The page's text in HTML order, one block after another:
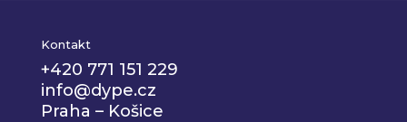
Kontakt
+420 771 151 229
info@dype.cz
Praha – Košice